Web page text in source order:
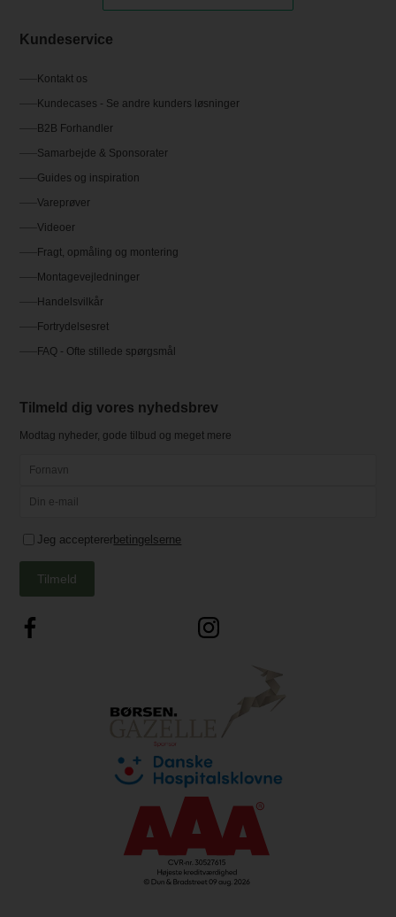
Kundeservice
Kontakt os
Kundecases - Se andre kunders løsninger
B2B Forhandler
Samarbejde & Sponsorater
Guides og inspiration
Vareprøver
Videoer
Fragt, opmåling og montering
Montagevejledninger
Handelsvilkår
Fortrydelsesret
FAQ - Ofte stillede spørgsmål
Tilmeld dig vores nyhedsbrev
Modtag nyheder, gode tilbud og meget mere
Jeg accepterer betingelserne
Tilmeld